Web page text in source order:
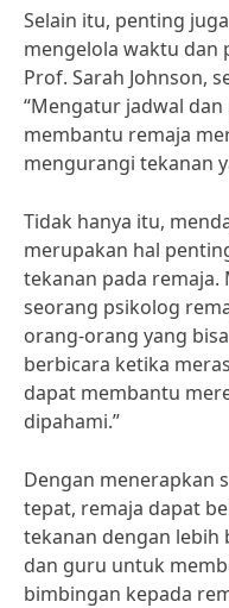
Selain itu, penting
mengelola waktu
Prof. Sarah Johnson,
“Mengatur jadwal
membantu remaja
mengurangi tekanan
Tidak hanya itu,
merupakan hal
tekanan pada remaja.
seorang psikolog
orang-orang yang
berbicara ketika
dapat membantu
dipahami.”
Dengan menerapkan
tepat, remaja dapat
tekanan dengan lebih
dan guru untuk
bimbingan kepada